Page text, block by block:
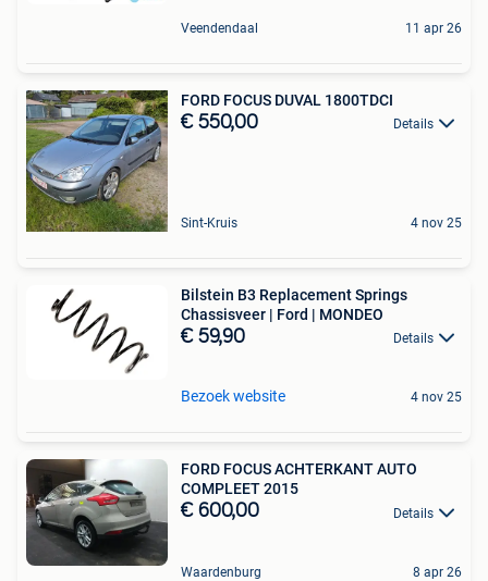
Veendendaal 11 apr 26
FORD FOCUS DUVAL 1800TDCI
€ 550,00 Details
Sint-Kruis 4 nov 25
Bilstein B3 Replacement Springs
Chassisveer | Ford | MONDEO
€ 59,90 Details
Bezoek website 4 nov 25
FORD FOCUS ACHTERKANT AUTO
COMPLEET 2015
€ 600,00 Details
Waardenburg 8 apr 26